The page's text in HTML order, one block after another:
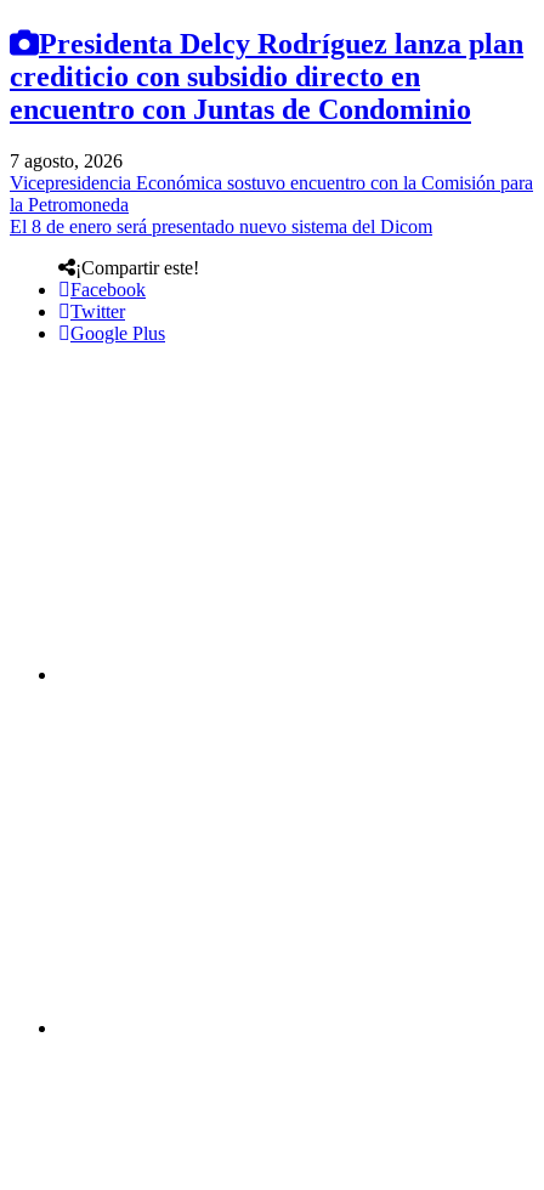
Presidenta Delcy Rodríguez lanza plan
crediticio con subsidio directo en
encuentro con Juntas de Condominio
7 agosto, 2026
Vicepresidencia Económica sostuvo encuentro con la Comisión para
la Petromoneda
El 8 de enero será presentado nuevo sistema del Dicom
¡Compartir este!
Facebook
Twitter
Google Plus